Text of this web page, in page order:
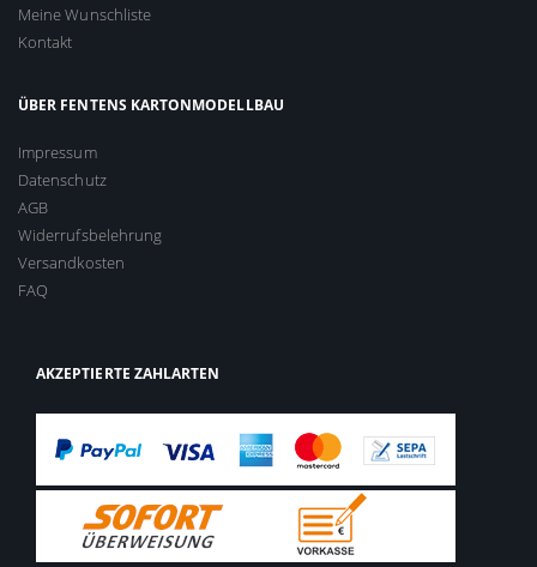
Meine Wunschliste
Kontakt
ÜBER FENTENS KARTONMODELLBAU
Impressum
Datenschutz
AGB
Widerrufsbelehrung
Versandkosten
FAQ
AKZEPTIERTE ZAHLARTEN